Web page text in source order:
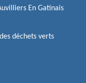
En Gatinais
déchets verts